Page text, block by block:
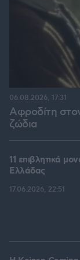
Αφροδίτη
ζώδια
06.08.2026, 17:31
11 επιβλητικά
Ελλάδας
17.06.2026, 22:51